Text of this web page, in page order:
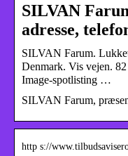
SILVAN
adresse,
SILVAN Farum.
Denmark. Vis vejen.
Image-spotlisting …
SILVAN Farum,
http s://